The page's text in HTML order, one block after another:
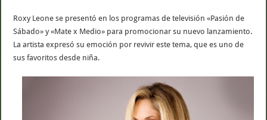
Roxy Leone se presentó en los programas de televisión «Pasión de
Sábado» y «Mate x Medio» para promocionar su nuevo lanzamiento.
La artista expresó su emoción por revivir este tema, que es uno de
sus favoritos desde niña.